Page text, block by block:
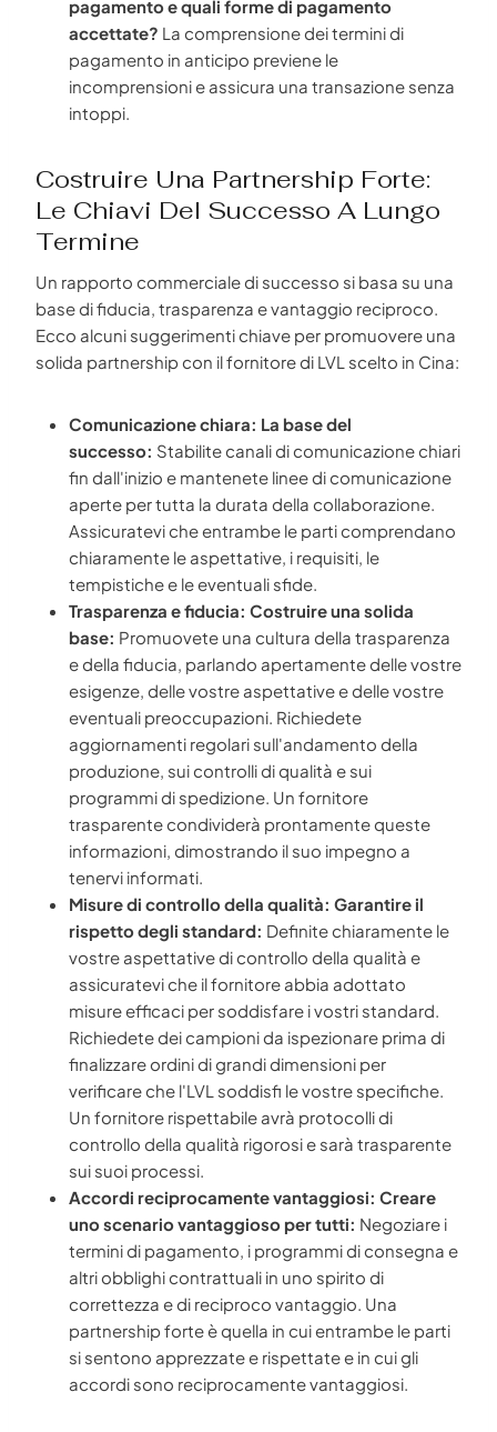
pagamento e quali forme di pagamento
accettate? La comprensione dei termini di
pagamento in anticipo previene le
incomprensioni e assicura una transazione senza
intoppi.
Costruire Una Partnership Forte:
Le Chiavi Del Successo A Lungo
Termine
Un rapporto commerciale di successo si basa su una
base di fiducia, trasparenza e vantaggio reciproco.
Ecco alcuni suggerimenti chiave per promuovere una
solida partnership con il fornitore di LVL scelto in Cina:
Comunicazione chiara: La base del
successo: Stabilite canali di comunicazione chiari
fin dall'inizio e mantenete linee di comunicazione
aperte per tutta la durata della collaborazione.
Assicuratevi che entrambe le parti comprendano
chiaramente le aspettative, i requisiti, le
tempistiche e le eventuali sfide.
Trasparenza e fiducia: Costruire una solida
base: Promuovete una cultura della trasparenza
e della fiducia, parlando apertamente delle vostre
esigenze, delle vostre aspettative e delle vostre
eventuali preoccupazioni. Richiedete
aggiornamenti regolari sull'andamento della
produzione, sui controlli di qualità e sui
programmi di spedizione. Un fornitore
trasparente condividerà prontamente queste
informazioni, dimostrando il suo impegno a
tenervi informati.
Misure di controllo della qualità: Garantire il
rispetto degli standard: Definite chiaramente le
vostre aspettative di controllo della qualità e
assicuratevi che il fornitore abbia adottato
misure efficaci per soddisfare i vostri standard.
Richiedete dei campioni da ispezionare prima di
finalizzare ordini di grandi dimensioni per
verificare che l'LVL soddisfi le vostre specifiche.
Un fornitore rispettabile avrà protocolli di
controllo della qualità rigorosi e sarà trasparente
sui suoi processi.
Accordi reciprocamente vantaggiosi: Creare
uno scenario vantaggioso per tutti: Negoziare i
termini di pagamento, i programmi di consegna e
altri obblighi contrattuali in uno spirito di
correttezza e di reciproco vantaggio. Una
partnership forte è quella in cui entrambe le parti
si sentono apprezzate e rispettate e in cui gli
accordi sono reciprocamente vantaggiosi.